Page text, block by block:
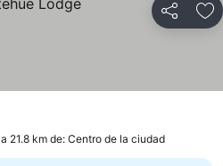
Compartir
a 21.8 km de: Centro de la ciudad